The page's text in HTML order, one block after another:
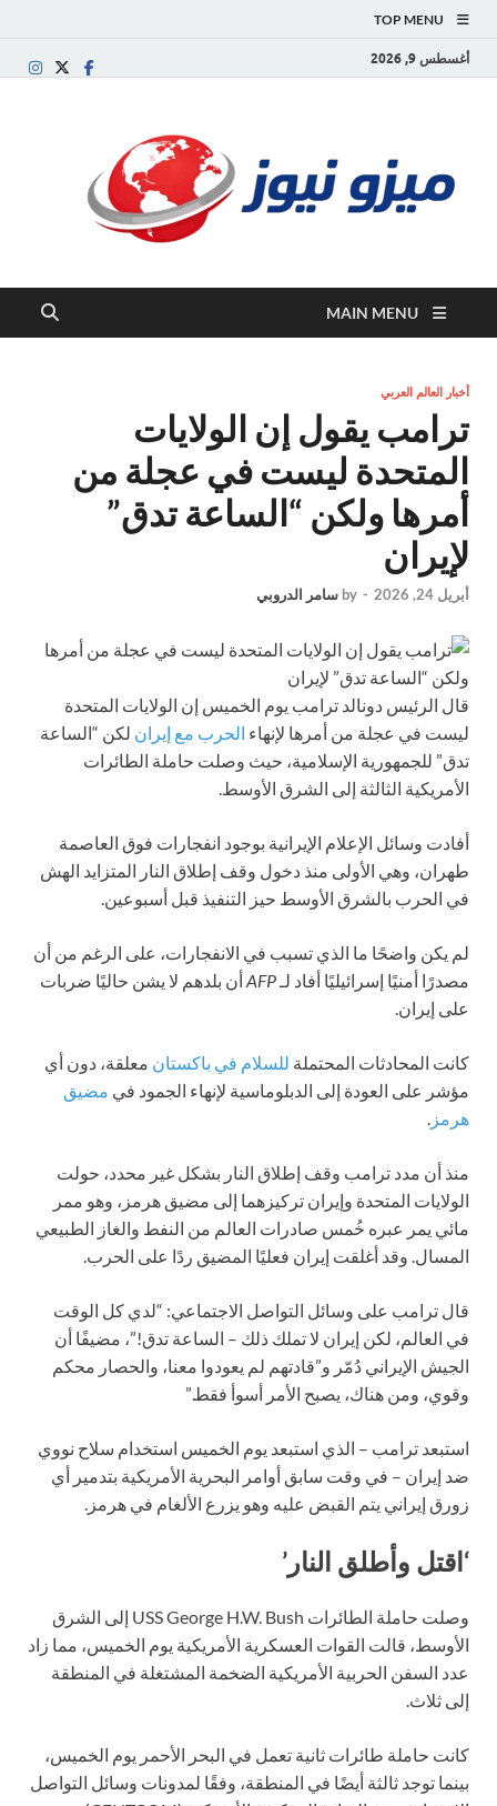
TOP MENU
أغسطس 9, 2026
MAIN MENU
أخبار العالم العربي
ترامب يقول إن الولايات
المتحدة ليست في عجلة من
أمرها ولكن “الساعة تدق”
لإيران
أبريل 24, 2026 -
by سامر الدروبي
قال الرئيس دونالد ترامب يوم الخميس إن الولايات المتحدة
ليست في عجلة من أمرها لإنهاء الحرب مع إيران لكن “الساعة
تدق” للجمهورية الإسلامية، حيث وصلت حاملة الطائرات
الأمريكية الثالثة إلى الشرق الأوسط.
أفادت وسائل الإعلام الإيرانية بوجود انفجارات فوق العاصمة
طهران، وهي الأولى منذ دخول وقف إطلاق النار المتزايد الهش
في الحرب بالشرق الأوسط حيز التنفيذ قبل أسبوعين.
لم يكن واضحًا ما الذي تسبب في الانفجارات، على الرغم من أن
مصدرًا أمنيًا إسرائيليًا أفاد لـAFP أن بلدهم لا يشن حاليًا ضربات
على إيران.
كانت المحادثات المحتملة للسلام في باكستان معلقة، دون أي
مؤشر على العودة إلى الدبلوماسية لإنهاء الجمود في مضيق
هرمز .
منذ أن مدد ترامب وقف إطلاق النار بشكل غير محدد، حولت
الولايات المتحدة وإيران تركيزهما إلى مضيق هرمز، وهو ممر
مائي يمر عبره خُمس صادرات العالم من النفط والغاز الطبيعي
المسال. وقد أغلقت إيران فعليًا المضيق ردًا على الحرب.
قال ترامب على وسائل التواصل الاجتماعي: “لدي كل الوقت
في العالم، لكن إيران لا تملك ذلك – الساعة تدق!”، مضيفًا أن
الجيش الإيراني دُمّر و”قادتهم لم يعودوا معنا، والحصار محكم
وقوي، ومن هناك، يصبح الأمر أسوأ فقط.”
استبعد ترامب – الذي استبعد يوم الخميس استخدام سلاح نووي
ضد إيران – في وقت سابق أوامر البحرية الأمريكية بتدمير أي
زورق إيراني يتم القبض عليه وهو يزرع الألغام في هرمز.
‘اقتل وأطلق النار’
وصلت حاملة الطائرات USS George H.W. Bush إلى الشرق
الأوسط، قالت القوات العسكرية الأمريكية يوم الخميس، مما زاد
عدد السفن الحربية الأمريكية الضخمة المشتغلة في المنطقة
إلى ثلاث.
كانت حاملة طائرات ثانية تعمل في البحر الأحمر يوم الخميس،
بينما توجد ثالثة أيضًا في المنطقة، وفقًا لمدونات وسائل التواصل